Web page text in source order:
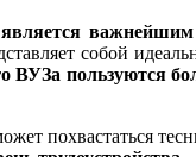
является важнейшим
собой
ВУЗа пользуются
похвастаться